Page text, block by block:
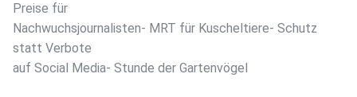
Preise für
Nachwuchsjournalisten- MRT für Kuscheltiere- Schutz
statt Verbote
auf Social Media- Stunde der Gartenvögel